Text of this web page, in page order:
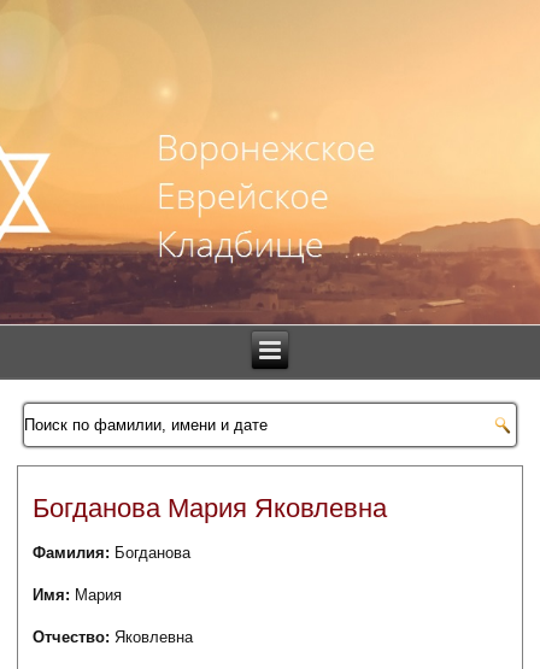
Богданова Мария Яковлевна
Фамилия: Богданова
Имя: Мария
Отчество:Яковлевна